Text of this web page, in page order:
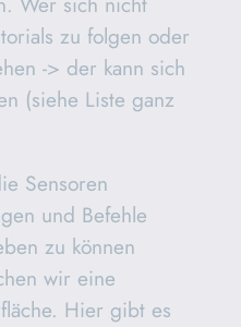
zu folgen oder
-> der kann sich
(siehe Liste ganz
Sensoren
und Befehle
zu können
wir eine
Hier gibt es